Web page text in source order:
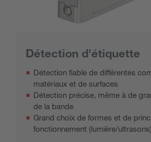
Détection d'étiquette
Détection fiable de différentes
matériaux et de surfaces
Détection précise, même à de
de la bande
Grand choix de formes et de
fonctionnement (lumière/ultrasons)